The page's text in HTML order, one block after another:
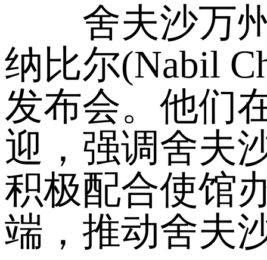
舍夫沙万州
纳比尔(Nabil
发布会。他们
迎，强调舍夫
积极配合使馆
端，推动舍夫